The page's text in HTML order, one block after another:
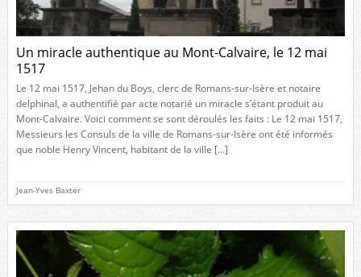
Un miracle authentique au Mont-Calvaire, le 12 mai
1517
Le 12 mai 1517, Jehan du Boys, clerc de Romans-sur-Isère et notaire
delphinal, a authentifié par acte notarié un miracle s’étant produit au
Mont-Calvaire. Voici comment se sont déroulés les faits : Le 12 mai 1517,
Messieurs les Consuls de la ville de Romans-sur-Isère ont été informés
que noble Henry Vincent, habitant de la ville […]
Jean-Yves Baxter